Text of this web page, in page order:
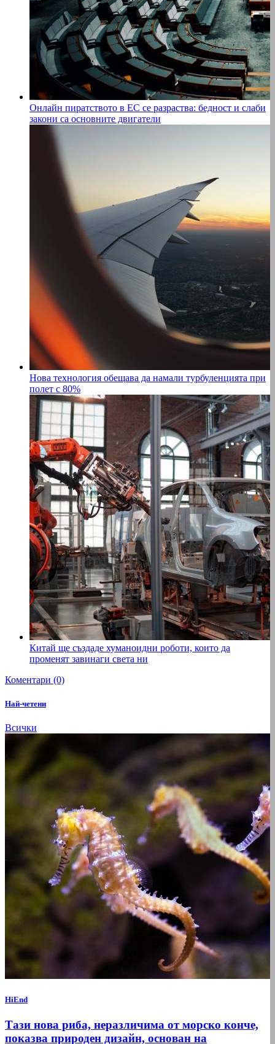
Онлайн пиратството в ЕС се разраства: бедност и слаби
закони са основните двигатели
Нова технология обещава да намали турбуленцията при
полет с 80%
Китай ще създаде хуманоидни роботи, които да
променят завинаги света ни
Коментари (0)
Най-четени
Всички
HiEnd
Тази нова риба, неразличима от морско конче,
показва природен дизайн, основан на